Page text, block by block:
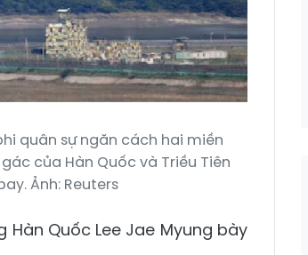
quân sự ngăn cách hai miền
của Hàn Quốc và Triều Tiên
Ảnh: Reuters
Quốc Lee Jae Myung bày